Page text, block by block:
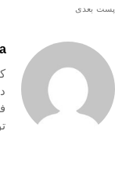
پست بعدی